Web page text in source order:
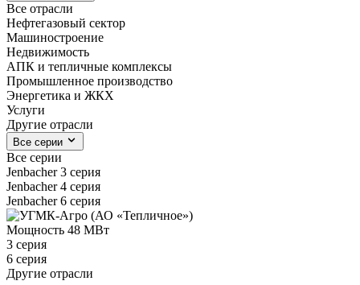
Все отрасли
Нефтегазовый сектор
Машиностроение
Недвижимость
АПК и тепличные комплексы
Промышленное производство
Энергетика и ЖКХ
Услуги
Другие отрасли
Все серии
Все серии
Jenbacher 3 серия
Jenbacher 4 серия
Jenbacher 6 серия
Мощность 48 МВт
3 серия
6 серия
Другие отрасли